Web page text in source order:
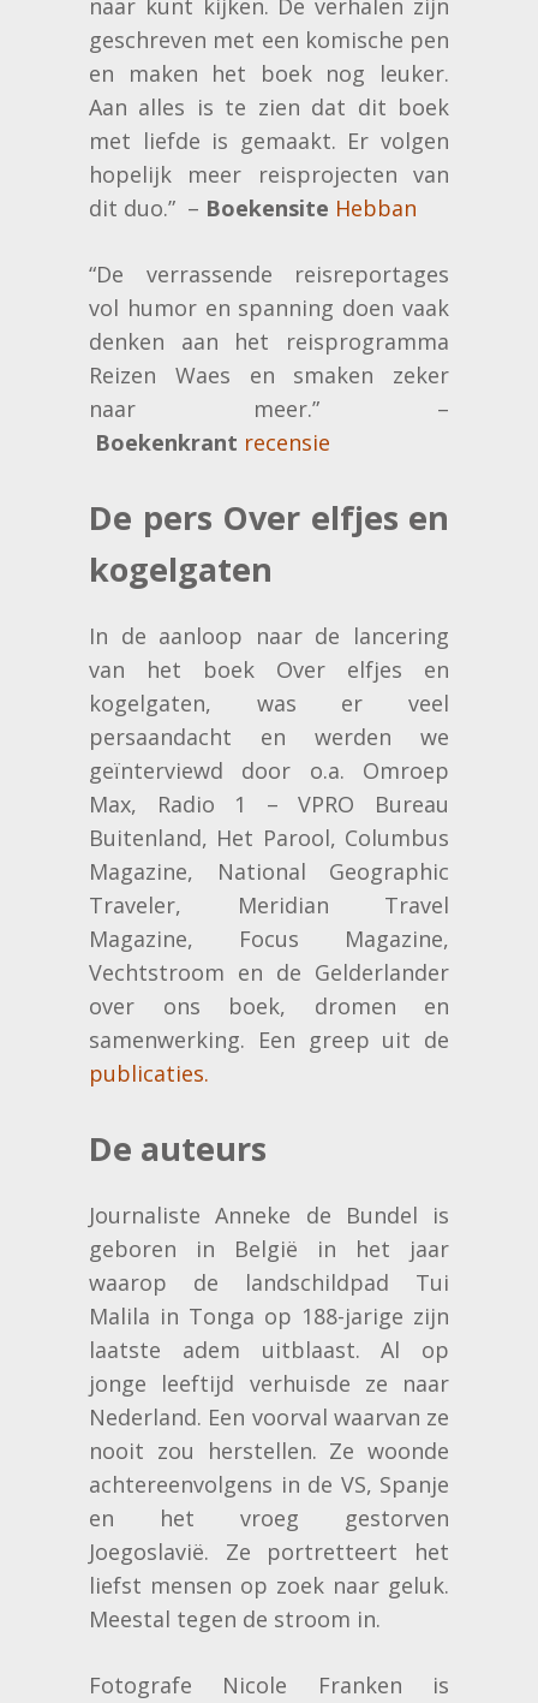
naar kunt kijken. De verhalen zijn
geschreven met een komische pen
en maken het boek nog leuker.
Aan alles is te zien dat dit boek
met liefde is gemaakt. Er volgen
hopelijk meer reisprojecten van
dit duo.” – Boekensite Hebban
“De verrassende reisreportages
vol humor en spanning doen vaak
denken aan het reisprogramma
Reizen Waes en smaken zeker
naar meer.” –
Boekenkrant recensie
De pers Over elfjes en
kogelgaten
In de aanloop naar de lancering
van het boek Over elfjes en
kogelgaten, was er veel
persaandacht en werden we
geïnterviewd door o.a. Omroep
Max, Radio 1 – VPRO Bureau
Buitenland, Het Parool, Columbus
Magazine, National Geographic
Traveler, Meridian Travel
Magazine, Focus Magazine,
Vechtstroom en de Gelderlander
over ons boek, dromen en
samenwerking. Een greep uit de
publicaties.
De auteurs
Journaliste Anneke de Bundel is
geboren in België in het jaar
waarop de landschildpad Tui
Malila in Tonga op 188-jarige zijn
laatste adem uitblaast. Al op
jonge leeftijd verhuisde ze naar
Nederland. Een voorval waarvan ze
nooit zou herstellen. Ze woonde
achtereenvolgens in de VS, Spanje
en het vroeg gestorven
Joegoslavië. Ze portretteert het
liefst mensen op zoek naar geluk.
Meestal tegen de stroom in.
Fotografe Nicole Franken is